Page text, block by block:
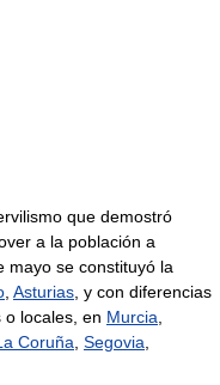
que demostró
a la población a
mayo se constituyó la
Asturias , y con diferencias
locales, en Murcia
Coruña Segovia